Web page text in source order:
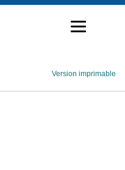
Version imprimable